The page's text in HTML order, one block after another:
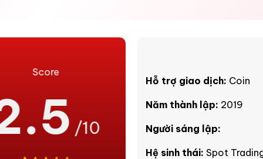
Score
/10
Hỗ trợ giao dịch: Coin
Năm thành lập: 2019
Người sáng lập:
Hệ sinh thái: Spot